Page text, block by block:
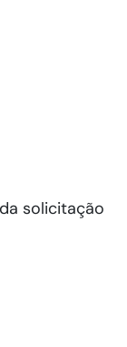
solicitação